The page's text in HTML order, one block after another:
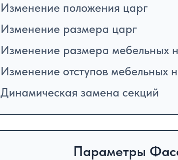
Изменение положения царг
Изменение размера царг
Изменение размера мебельных
Изменение отступов мебельных
Динамическая замена секций
Параметры